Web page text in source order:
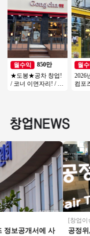
월수익
850만
★도봉★공차 창업!
/ 코너 이면자리! / 최
월
2026
컴포
공개서에 사
[창업이슈]
공정위,